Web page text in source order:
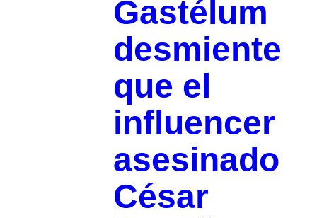
Gastélum
desmiente
que el
influencer
asesinado
César